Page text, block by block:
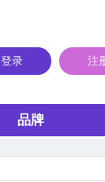
登录 注
品牌